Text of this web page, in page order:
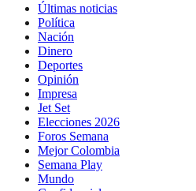
Últimas noticias
Política
Nación
Dinero
Deportes
Opinión
Impresa
Jet Set
Elecciones 2026
Foros Semana
Mejor Colombia
Semana Play
Mundo